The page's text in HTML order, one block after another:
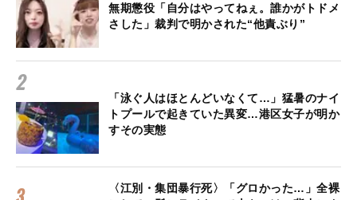
無期懲役「自分はやってねぇ。誰かがトドメ
さした」裁判で明かされた“他責ぶり”
「泳ぐ人はほとんどいなくて…」猛暑のナイ
トプールで起きていた異変…港区女子が明か
すその実態
〈江別・集団暴行死〉「グロかった…」全裸